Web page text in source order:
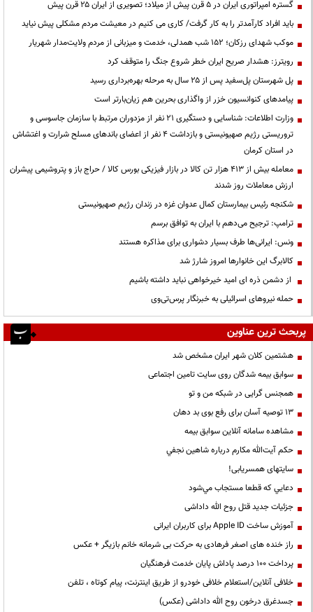
گستره امپراتوری ایران در ۵ قرن پیش از میلاد؛ تصویری از ایران ۲۵ قرن پیش
باید افراد کارآمدتر را به کار گرفت/ کاری می کنیم در معیشت مردم مشکلی پیش نیاید
موکب شهدای رزکان؛ ۱۵۲ شب همدلی، خدمت و میزبانی از مردم ولایت‌مدار شهریار
رویترز: هشدار صریح ایران خطر شروع جنگ را متوقف کرد
پل شهرستان پل‌سفید پس از ۲۵ سال به مرحله بهره‌برداری رسید
پیامدهای کنوانسیون خزر از واگذاری بحرین هم زیان‌بارتر است
وزارت اطلاعات: شناسایی و دستگیری ۲۱ نفر از مزدوران مرتبط با سازمان جاسوسی و
تروریستی رژیم صهیونیستی و بازداشت ۴ نفر از اعضای باندهای مسلح شرارت و اغتشاش
در استان کرمان
معامله بیش از ۴۱۳ هزار تن کالا در بازار فیزیکی بورس کالا / حراج باز و پتروشیمی پیشران
ارزش معاملات روز شدند
شکنجه رئیس بیمارستان کمال عدوان غزه در زندان رژیم صهیونیستی
ترامپ: ترجیح می‌دهم با ایران به توافق برسم
ونس: ایرانی‌ها طرف بسیار دشواری برای مذاکره هستند
کالابرگ این خانوارها امروز شارژ شد
از دشمن ذره ای امید خیرخواهی نباید داشته باشیم
حمله نیروهای اسرائیلی به خبرنگار پرس‌تی‌وی
پربحث ترین عناوین
هشتمین کلان شهر ایران مشخص شد
سوابق بیمه شدگان روی سایت تامین اجتماعی
همجنس گرایی در شبکه من و تو
13 توصیه آسان برای رفع بوی بد دهان
مشاهده سامانه آنلاين سوابق بیمه
حكم آيت‌الله مكارم درباره شاهين نجفي
سایتهای همسریابی!
دعايي كه قطعا مستجاب مي‌شود
جزئیات جدید قتل روح الله داداشی
آموزش ساخت Apple ID برای کاربران ایرانی
راز خنده های اصغر فرهادی به حرکت بی شرمانه خانم بازیگر + عکس
پرداخت ۱۰۰ درصد پاداش پایان خدمت فرهنگیان
خلافی آنلاین/استعلام خلافی خودرو از طریق اینترنت، پیام کوتاه ، تلفن
جسدغرق درخون روح الله داداشی (عکس)